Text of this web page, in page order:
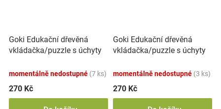
Goki Edukační dřevěná
vkládačka/puzzle s úchyty
momentálně nedostupné (7 ks)
270 Kč
Goki Edukační dřevěná
vkládačka/puzzle s úchyty
momentálně nedostupné (3 ks)
270 Kč